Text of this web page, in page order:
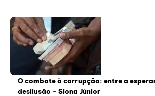
O combate à corrupção: entre a
desilusão – Siona Júnior